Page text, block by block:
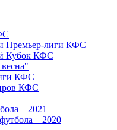
Премьер-лиги КФС
Кубок КФС
КФС
КФС
– 2021
– 2020